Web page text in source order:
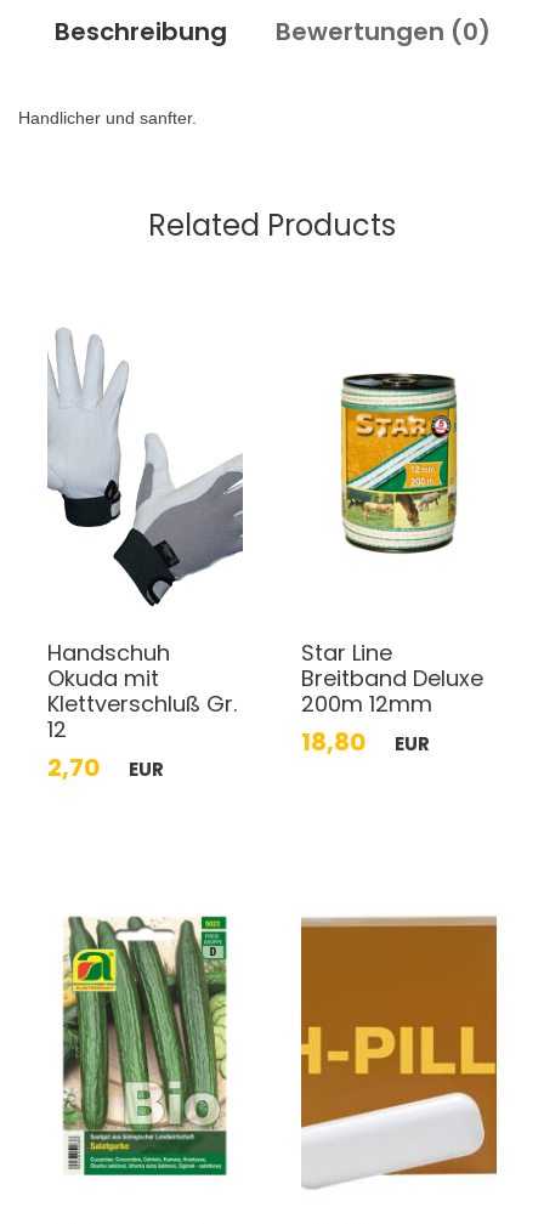
Beschreibung Bewertungen (0)
Handlicher und sanfter.
Related Products
Handschuh
Okuda mit
Klettverschluß Gr.
12
2,70 EUR
Star Line
Breitband Deluxe
200m 12mm
18,80 EUR